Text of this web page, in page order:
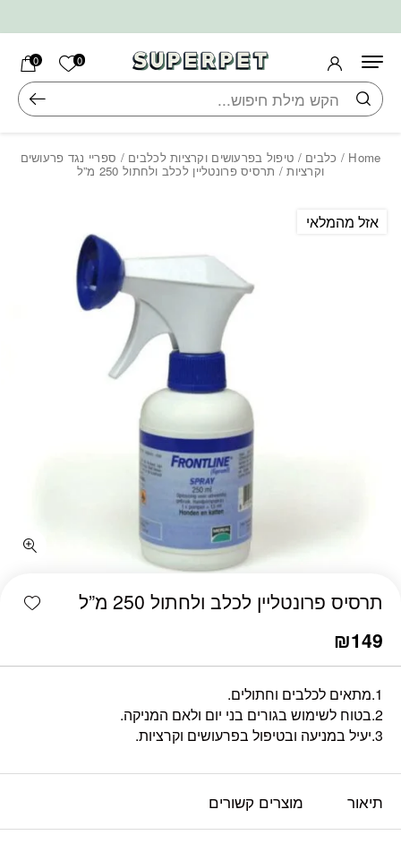
0 הרשימה
0
חיפוש
Home
/ כלבים / טיפול בפרעושים וקרציות לכלבים / ספריי נגד פרעושים
וקרציות/ תרסיס פרונטליין לכלב ולחתול 250 מ”ל
תרסיס פרונטליין לכלב ולחתול 250 מ”ל
₪149
1.מתאים לכלבים וחתולים.
2.בטוח לשימוש בגורים בני יום ולאם המניקה.
3.יעיל במניעה ובטיפול בפרעושים וקרציות.
אזל מהמלאי
תיאור מוצרים קשורים